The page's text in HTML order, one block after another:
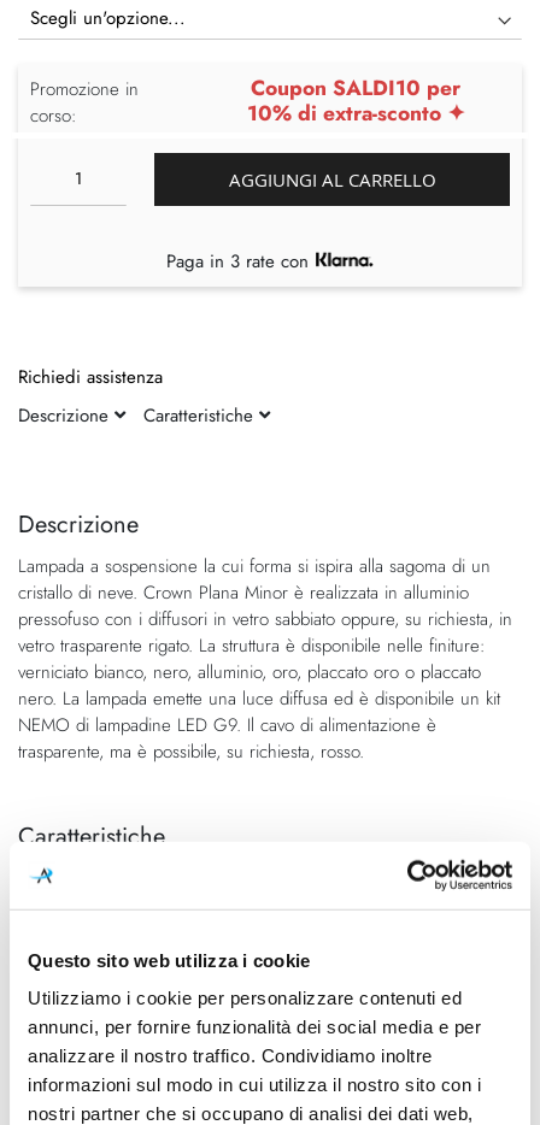
Questo sito web utilizza i cookie
Utilizziamo i cookie per personalizzare contenuti ed
annunci, per fornire funzionalità dei social media e per
analizzare il nostro traffico. Condividiamo inoltre
informazioni sul modo in cui utilizza il nostro sito con i
nostri partner che si occupano di analisi dei dati web,
fine
galleria
di
immagini
della
di
immagini
Descrizione
Lampada a sospensione la cui forma si ispira alla sagoma di un
cristallo di neve. Crown Plana Minor è realizzata in alluminio
pressofuso con i diffusori in vetro sabbiato oppure, su richiesta, in
vetro trasparente rigato. La struttura è disponibile nelle finiture:
verniciato bianco, nero, alluminio, oro, placcato oro o placcato
nero. La lampada emette una luce diffusa ed è disponibile un kit
NEMO di lampadine LED G9. Il cavo di alimentazione è
trasparente, ma è possibile, su richiesta, rosso.
Caratteristiche
Cod.Art.
Crown Plana Minor
Jehs+Laub
Dimensioni
160mm (H cavo 2500mm)
Sorgente luminosa
Lampadina Led
Potenza e attacco
12x 25W - G9 QT-14 - 110-
230V
Lampadina
Esclusa
Promozione in
corso:
Coupon SALDI10 per
10% di extra-sconto ✦
AGGIUNGI AL CARRELLO
Paga in 3 rate con
Richiedi assistenza
Descrizione
Caratteristiche